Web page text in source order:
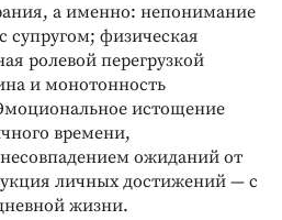
а именно: непонимание
супругом; физическая
ролевой перегрузкой
и монотонность
истощение
времени,
ожиданий от
личных достижений — с
жизни.